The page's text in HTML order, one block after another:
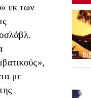
εκ των
με